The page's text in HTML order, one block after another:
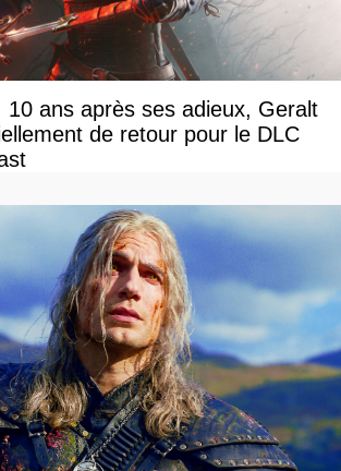
10 ans après ses adieux, Geralt
de retour pour le DLC